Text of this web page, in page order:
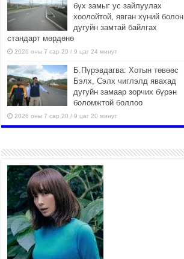
бүх замыг ус зайлуулах
хоолойтой, явган хүний болон
дугуйн замтай байлгах
стандарт мөрдөнө
2026 оны 7 сар 20 / 9 цаг 24 минут
Б.Пүрэвдагва: Хотын төвөөс
Бэлх, Сэлх чиглэлд явахад
дугуйн замаар зорчих бүрэн
боломжтой боллоо
2026 оны 7 сар 20 / 9 цаг 20 минут
шугам хоолойн ажил 80
хувьтай үргэлжилж байна
2026 оны 7 сар 20 / 9 цаг 14 минут
Усархаг аадар бороо орж
байгаа тул аюулгүй байдлаа
хангаж, үер усны аюулаас
сэрэмжлэхийг нийслэлийн
Онцгой байдлын газраас анхааруулж байна
2026 оны 7 сар 20 / 9 цаг 09 минут